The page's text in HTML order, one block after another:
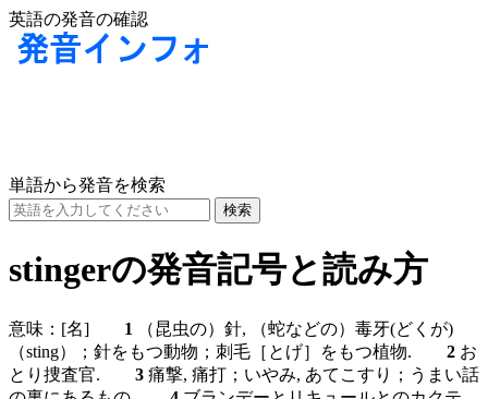
英語の発音の確認
単語から発音を検索
stingerの発音記号と読み方
意味： [名] 1
（昆虫の）針, （蛇などの）毒牙(どくが)
（sting）；針をもつ動物；刺毛［とげ］をもつ植物. 2 お
とり捜査官. 3 痛撃, 痛打；いやみ, あてこすり；うまい話